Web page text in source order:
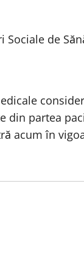
de
din partea
acum în